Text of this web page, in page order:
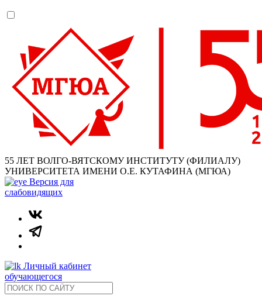
55 ЛЕТ ВОЛГО-ВЯТСКОМУ ИНСТИТУТУ (ФИЛИАЛУ)
УНИВЕРСИТЕТА ИМЕНИ О.Е. КУТАФИНА (МГЮА)
Версия для
слабовидящих
Личный кабинет
обучающегося